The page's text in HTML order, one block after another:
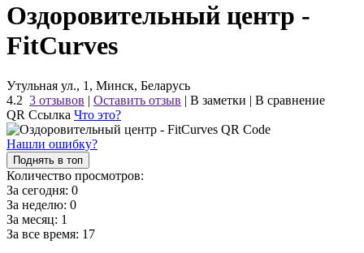
Оздоровительный центр -
FitCurves
Утульная ул., 1, Минск, Беларусь
4.2 3 отзывов | Оставить отзыв | В заметки | В сравнение
QR Ссылка Что это?
Нашли ошибку?
Поднять в топ
Количество просмотров:
За сегодня: 0
За неделю: 0
За месяц: 1
За все время: 17